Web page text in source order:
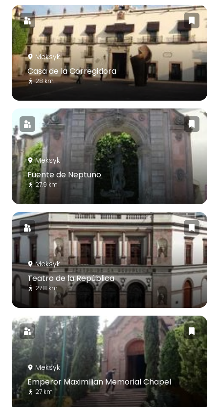
Meksyk
Casa de la Corregidora
28 km
Meksyk
Fuente de Neptuno
27.9 km
Meksyk
Teatro de la República
27.8 km
Meksyk
Emperor Maximilian Memorial Chapel
27 km